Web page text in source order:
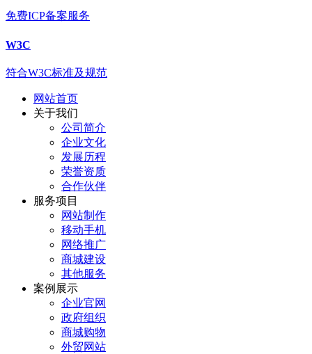
免费ICP备案服务
W3C
符合W3C标准及规范
网站首页
关于我们
公司简介
企业文化
发展历程
荣誉资质
合作伙伴
服务项目
网站制作
移动手机
网络推广
商城建设
其他服务
案例展示
企业官网
政府组织
商城购物
外贸网站